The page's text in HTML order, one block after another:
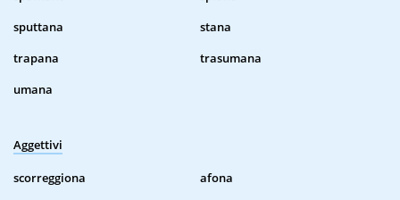
sputtana
stana
trapana
trasumana
umana
Aggettivi
scorreggiona
afona